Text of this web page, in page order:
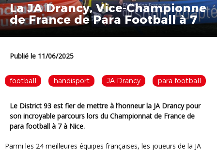
La JA Drancy, Vice-Championne
de France de Para Football à 7
Publié le 11/06/2025
football handisport JA Drancy para football
Le District 93 est fier de mettre à l’honneur la JA Drancy pour
son incroyable parcours lors du Championnat de France de
para football à 7 à Nice.
Parmi les 24 meilleures équipes françaises, les joueurs de la JA